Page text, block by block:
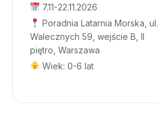
7.11-22.11.2026
Poradnia Latarnia Morska, ul.
Walecznych 59, wejście B, II
piętro, Warszawa
Wiek: 0-6 lat